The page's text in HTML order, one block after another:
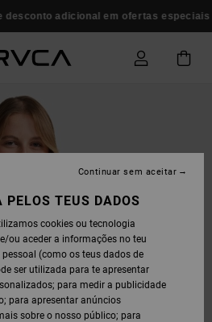
adicional em ofertas especiais
TEUS DADOS
cookies ou tecnologia
ou aceder a informações no teu
(como os teus dados de
ser utilizada para te apresentar
para medir a publicidade
para apresentar anúncios
sobre o nosso público; para
Continuar sem aceitar